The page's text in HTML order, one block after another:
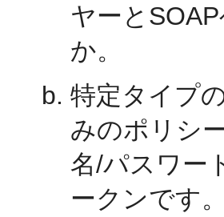
ヤーと
か。
特定タイプ
みのポリシ
名/パスワー
ークンです